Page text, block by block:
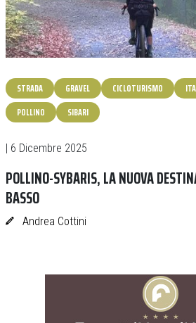
STRADA GRAVEL CICLOTURISMO
POLLINO
SIBARI
| 6 Dicembre 2025
POLLINO-SYBARIS, LA NUOVA
BASSO
Andrea Cottini